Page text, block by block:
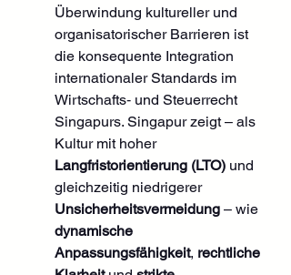
Überwindung kultureller und
organisatorischer Barrieren ist
die konsequente Integration
internationaler Standards im
Wirtschafts‑ und Steuerrecht
Singapurs. Singapur zeigt – als
Kultur mit hoher
Langfristorientierung (LTO) und
gleichzeitig niedrigerer
Unsicherheitsvermeidung – wie
dynamische
Anpassungsfähigkeit, rechtliche